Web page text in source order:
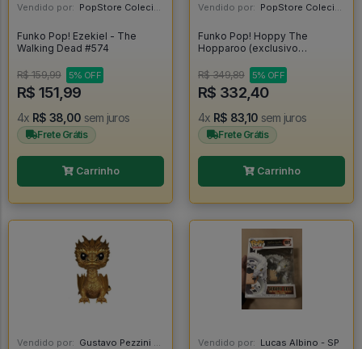
Vendido por: PopStore Colecionáveis - MG
Funko Pop! Ezekiel - The
Walking Dead #574
R$ 159,99 5% OFF
R$ 151,99
4x R$ 38,00 sem juros
Frete Grátis
Carrinho
Vendido por: PopStore Colecionáveis - MG
Funko Pop! Hoppy The
Hopparoo (exclusivo
R$ 349,89 5% OFF
R$ 332,40
4x R$ 83,10 sem juros
Frete Grátis
Carrinho
Vendido por: Gustavo Pezzini - MG Vendido por: Lucas Albino - SP